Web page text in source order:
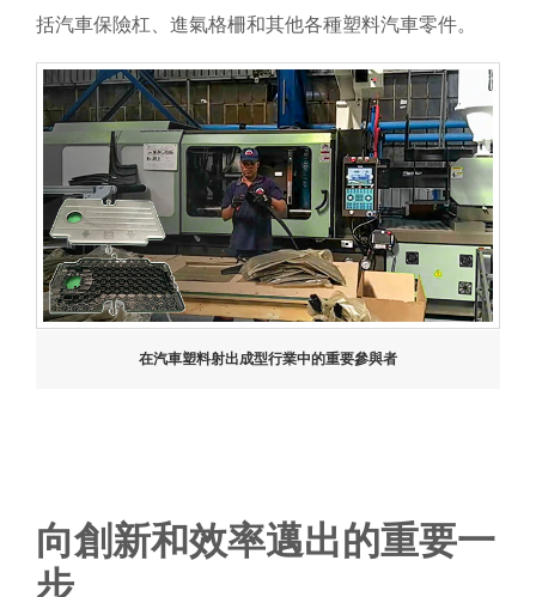
括汽車保險杠、進氣格柵和其他各種塑料汽車零件。
在汽車塑料射出成型行業中的重要參與者
向創新和效率邁出的重要一
步